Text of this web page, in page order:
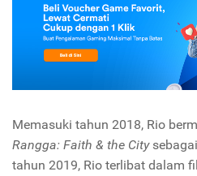
Memasuki tahun 2018, Rio
Rangga: Faith & the City
tahun 2019, Rio terlibat dalam